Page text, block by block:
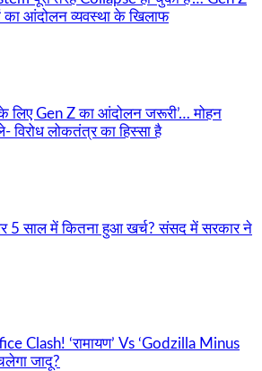
का आंदोलन व्यवस्था के खिलाफ
लिए Gen Z का आंदोलन जरूरी’… मोहन
विरोध लोकतंत्र का हिस्सा है
पर 5 साल में कितना हुआ खर्च? संसद में सरकार ने
Clash! ‘रामायण’ Vs ‘Godzilla Minus
जादू?